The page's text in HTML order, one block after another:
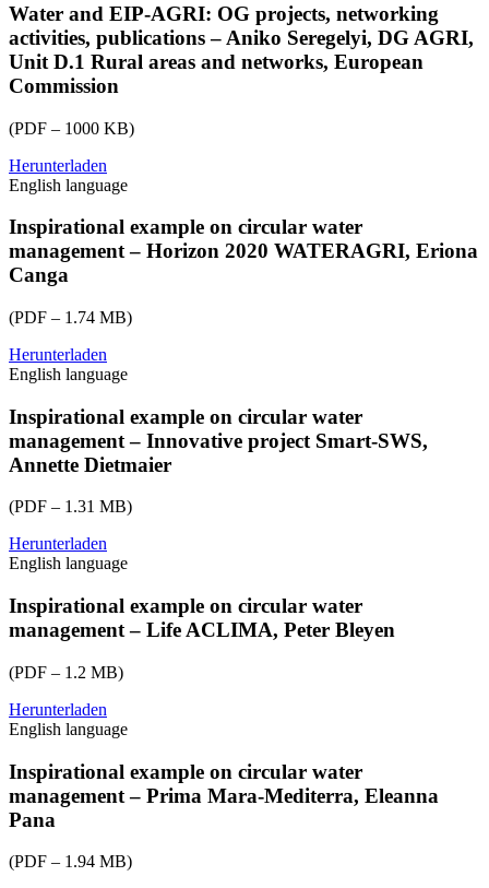
2024-
ws-
water-
ppt03-
Luis-
Water and EIP-AGRI: OG projects, networking
activities, publications – Aniko Seregelyi, DG AGRI,
Unit D.1 Rural areas and networks, European
Commission
(PDF – 1000 KB)
Herunterladen
cap-
2024-
ws-
water-
Seregelyi.pdf
English language
Inspirational example on circular water
management – Horizon 2020 WATERAGRI, Eriona
Canga
(PDF – 1.74 MB)
Herunterladen
cap-
2024-
ws-
water-
ppt05-
Canga-
English language
Inspirational example on circular water
management – Innovative project Smart-SWS,
Annette Dietmaier
(PDF – 1.31 MB)
Herunterladen
cap-
2024-
ws-
water-
ppt06-
Annette-
Smart-
SWS.pdf
English language
Inspirational example on circular water
management – Life ACLIMA, Peter Bleyen
(PDF – 1.2 MB)
Herunterladen
cap-
2024-
ws-
water-
Bleyen-
English language
Inspirational example on circular water
management – Prima Mara-Mediterra, Eleanna
Pana
(PDF – 1.94 MB)